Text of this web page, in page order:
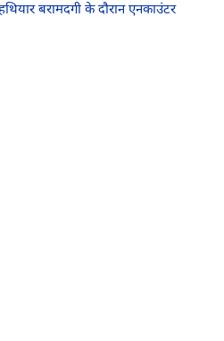
बरामदगी के दौरान एनकाउंटर